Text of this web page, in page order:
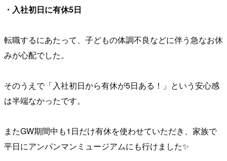
・入社初日に有休5日
転職するにあたって、子どもの体調不良などに伴う急なお休
みが心配でした。
そのうえで「入社初日から有休が5日ある！」という安心感
は半端なかったです。
またGW期間中も1日だけ有休を使わせていただき、家族で
平日にアンパンマンミュージアムにも行けました✨